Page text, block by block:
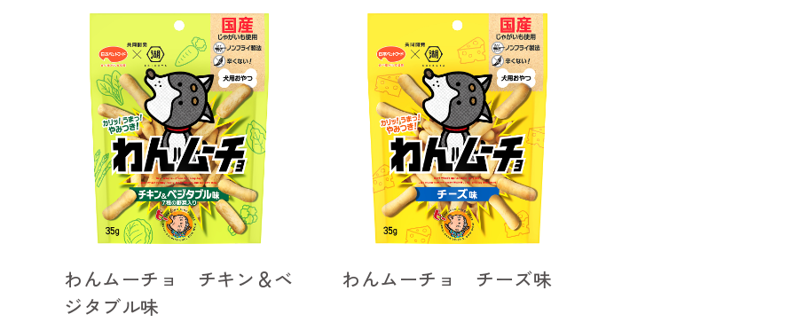
わんムーチョ チキン＆ベ
ジタブル味
わんムーチョ チーズ味